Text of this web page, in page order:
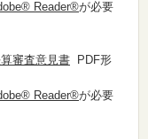
Reader®が必要
審査意見書 PDF形
Reader®が必要